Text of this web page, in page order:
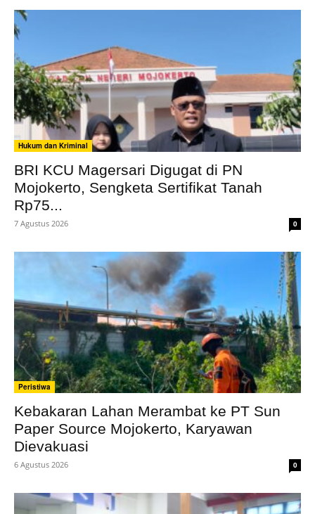
Hukum dan Kriminal
BRI KCU Magersari Digugat di PN
Mojokerto, Sengketa Sertifikat Tanah
Rp75...
7 Agustus 2026 0
Peristiwa
Kebakaran Lahan Merambat ke PT Sun
Paper Source Mojokerto, Karyawan
Dievakuasi
6 Agustus 2026 0